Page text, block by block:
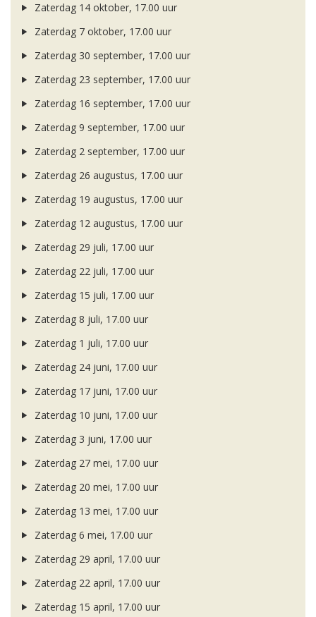
Zaterdag 14 oktober, 17.00 uur
Zaterdag 7 oktober, 17.00 uur
Zaterdag 30 september, 17.00 uur
Zaterdag 23 september, 17.00 uur
Zaterdag 16 september, 17.00 uur
Zaterdag 9 september, 17.00 uur
Zaterdag 2 september, 17.00 uur
Zaterdag 26 augustus, 17.00 uur
Zaterdag 19 augustus, 17.00 uur
Zaterdag 12 augustus, 17.00 uur
Zaterdag 29 juli, 17.00 uur
Zaterdag 22 juli, 17.00 uur
Zaterdag 15 juli, 17.00 uur
Zaterdag 8 juli, 17.00 uur
Zaterdag 1 juli, 17.00 uur
Zaterdag 24 juni, 17.00 uur
Zaterdag 17 juni, 17.00 uur
Zaterdag 10 juni, 17.00 uur
Zaterdag 3 juni, 17.00 uur
Zaterdag 27 mei, 17.00 uur
Zaterdag 20 mei, 17.00 uur
Zaterdag 13 mei, 17.00 uur
Zaterdag 6 mei, 17.00 uur
Zaterdag 29 april, 17.00 uur
Zaterdag 22 april, 17.00 uur
Zaterdag 15 april, 17.00 uur